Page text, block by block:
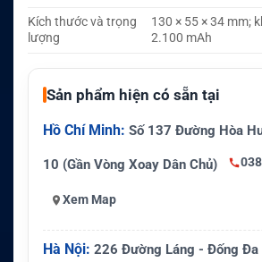
Kích thước và trọng
lượng
130 × 55 × 34 mm;
2.100 mAh
Sản phẩm hiện có sẵn tại
Hồ Chí Minh: Số 137 Đường Hòa
10 (Gần Vòng Xoay Dân Chủ)
Xem Map
Hà Nội: 226 Đường Láng - Đống Đa